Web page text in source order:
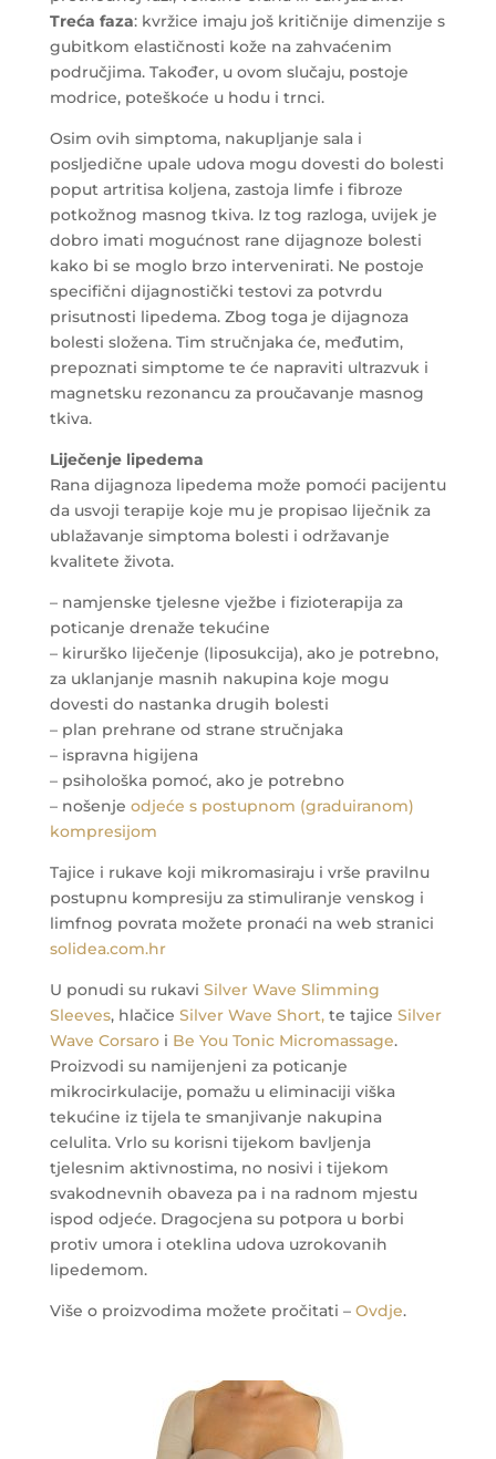
Treća faza: kvržice imaju još kritičnije dimenzije s
gubitkom elastičnosti kože na zahvaćenim
područjima. Također, u ovom slučaju, postoje
modrice, poteškoće u hodu i trnci.
Osim ovih simptoma, nakupljanje sala i
posljedične upale udova mogu dovesti do bolesti
poput artritisa koljena, zastoja limfe i fibroze
potkožnog masnog tkiva. Iz tog razloga, uvijek je
dobro imati mogućnost rane dijagnoze bolesti
kako bi se moglo brzo intervenirati. Ne postoje
specifični dijagnostički testovi za potvrdu
prisutnosti lipedema. Zbog toga je dijagnoza
bolesti složena. Tim stručnjaka će, međutim,
prepoznati simptome te će napraviti ultrazvuk i
magnetsku rezonancu za proučavanje masnog
tkiva.
Liječenje lipedema
Rana dijagnoza lipedema može pomoći pacijentu
da usvoji terapije koje mu je propisao liječnik za
ublažavanje simptoma bolesti i održavanje
kvalitete života.
– namjenske tjelesne vježbe i fizioterapija za
poticanje drenaže tekućine
– kirurško liječenje (liposukcija), ako je potrebno,
za uklanjanje masnih nakupina koje mogu
dovesti do nastanka drugih bolesti
– plan prehrane od strane stručnjaka
– ispravna higijena
– psihološka pomoć, ako je potrebno
– nošenje odjeće s postupnom (graduiranom)
kompresijom
Tajice i rukave koji mikromasiraju i vrše pravilnu
postupnu kompresiju za stimuliranje venskog i
limfnog povrata možete pronaći na web stranici
solidea.com.hr
U ponudi su rukavi Silver Wave Slimming
Sleeves, hlačice Silver Wave Short,te tajice Silver
Wave Corsaroi Be You Tonic Micromassage.
Proizvodi su namijenjeni za poticanje
mikrocirkulacije, pomažu u eliminaciji viška
tekućine iz tijela te smanjivanje nakupina
celulita. Vrlo su korisni tijekom bavljenja
tjelesnim aktivnostima, no nosivi i tijekom
svakodnevnih obaveza pa i na radnom mjestu
ispod odjeće. Dragocjena su potpora u borbi
protiv umora i oteklina udova uzrokovanih
lipedemom.
Više o proizvodima možete pročitati – Ovdje.